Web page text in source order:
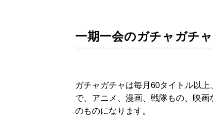
一期一会のガチャガチャ
ガチャガチャは毎月60タイトル以
で、アニメ、漫画、戦隊もの、映
のものになります。